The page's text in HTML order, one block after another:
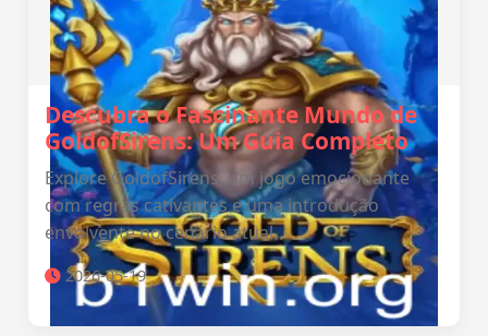
Descubra o Fascinante Mundo de
GoldofSirens: Um Guia Completo
Explore GoldofSirens, um jogo emocionante
com regras cativantes e uma introdução
envolvente no cenário atual.
2026-05-19